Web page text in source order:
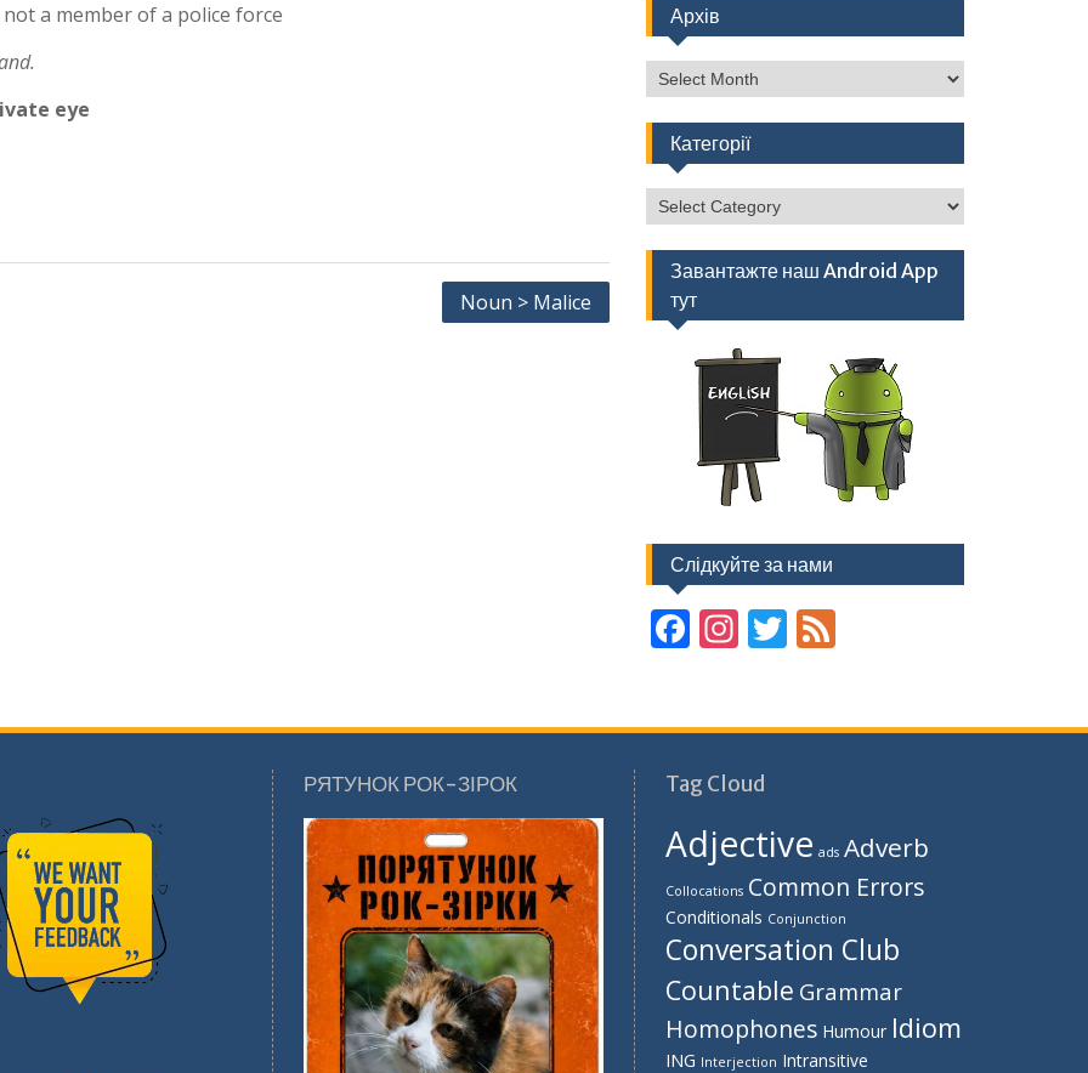
a member of a police force
eye
Noun > Malice
Архів
Архів
Категорії
Категорії
Завантажте наш Android App
тут
Слідкуйте за нами
F
b
o
o
k
In
gr
a
m
T
er
F
d
РЯТУНОК РОК-ЗІРОК Tag Cloud
Adjective ads Adverb
Collocations Common Errors
Conditionals Conjunction
Conversation Club
Countable Grammar
Homophones Humour Idiom
ING Interjection Intransitive